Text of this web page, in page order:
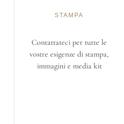
STAMPA
Contattateci per tutte le
vostre esigenze di stampa,
immagini e media kit